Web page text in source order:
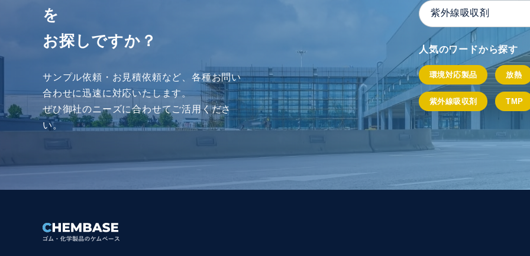
を
お探しですか？
サンプル依頼・お見積依頼など、各種お問い
合わせに迅速に対応いたします。
ぜひ御社のニーズに合わせてご活⽤くださ
い。
人気のワードから探す
環境対応製品 放熱
紫外線吸収剤 TMP